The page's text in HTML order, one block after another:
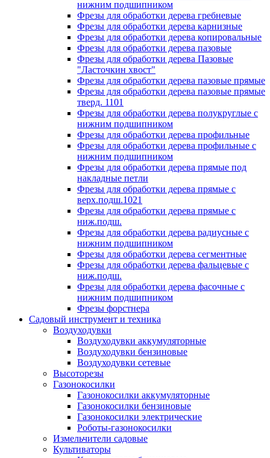
нижним подшипником
Фрезы для обработки дерева гребневые
Фрезы для обработки дерева карнизные
Фрезы для обработки дерева копировальные
Фрезы для обработки дерева пазовые
Фрезы для обработки дерева Пазовые
"Ласточкин хвост"
Фрезы для обработки дерева пазовые прямые
Фрезы для обработки дерева пазовые прямые
тверд. 1101
Фрезы для обработки дерева полукруглые с
нижним подшипником
Фрезы для обработки дерева профильные
Фрезы для обработки дерева профильные с
нижним подшипником
Фрезы для обработки дерева прямые под
накладные петли
Фрезы для обработки дерева прямые с
верх.подш.1021
Фрезы для обработки дерева прямые с
ниж.подш.
Фрезы для обработки дерева радиусные с
нижним подшипником
Фрезы для обработки дерева сегментные
Фрезы для обработки дерева фальцевые с
ниж.подш.
Фрезы для обработки дерева фасочные с
нижним подшипником
Фрезы форстнера
Садовый инструмент и техника
Воздуходувки
Воздуходувки аккумуляторные
Воздуходувки бензиновые
Воздуходувки сетевые
Высоторезы
Газонокосилки
Газонокосилки аккумуляторные
Газонокосилки бензиновые
Газонокосилки электрические
Роботы-газонокосилки
Измельчители садовые
Культиваторы